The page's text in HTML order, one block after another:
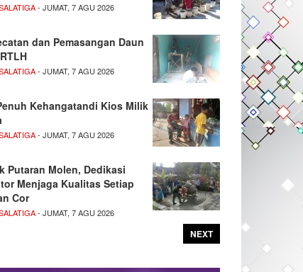
- JUMAT, 7 AGU 2026
dan Pemasangan Daun
- JUMAT, 7 AGU 2026
Kehangatandi Kios Milik
- JUMAT, 7 AGU 2026
Putaran Molen, Dedikasi
Menjaga Kualitas Setiap
Cor
- JUMAT, 7 AGU 2026
NEXT